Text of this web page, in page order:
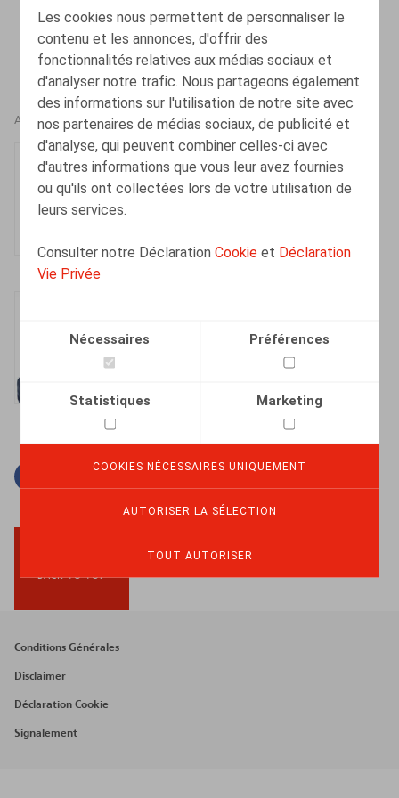
Les cookies nous permettent de personnaliser le
contenu et les annonces, d'offrir des
fonctionnalités relatives aux médias sociaux et
d'analyser notre trafic. Nous partageons également
des informations sur l'utilisation de notre site avec
nos partenaires de médias sociaux, de publicité et
d'analyse, qui peuvent combiner celles-ci avec
d'autres informations que vous leur avez fournies
ou qu'ils ont collectées lors de votre utilisation de
leurs services.
Consulter notre DéclarationCookie et Déclaration
Vie Privée
Nécessaires Préférences
Statistiques Marketing
COOKIES NÉCESSAIRES UNIQUEMENT
AUTORISER LA SÉLECTION
TOUT AUTORISER
AUTEURS
Olivier Wouters
Associé
BACK TO TOP
Footer
menu
Conditions Générales
Disclaimer
Déclaration Cookie
Signalement